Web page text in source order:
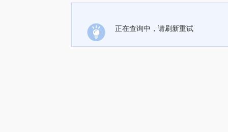
正在查询中，请刷新重试